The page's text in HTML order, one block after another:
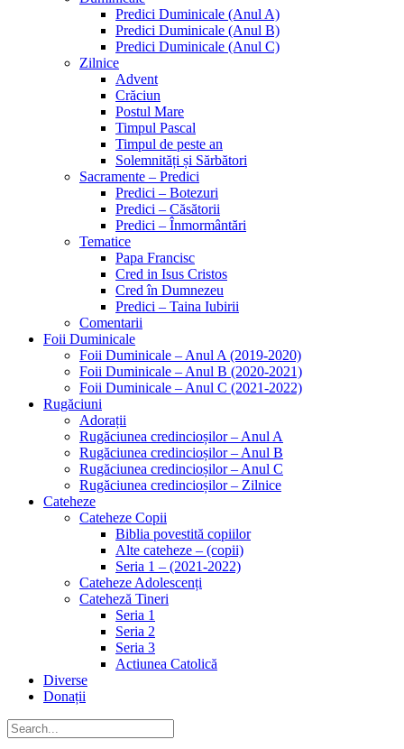
Predici Duminicale (Anul A)
Predici Duminicale (Anul B)
Predici Duminicale (Anul C)
Zilnice
Advent
Crăciun
Postul Mare
Timpul Pascal
Timpul de peste an
Solemnități și Sărbători
Sacramente – Predici
Predici – Botezuri
Predici – Căsătorii
Predici – Înmormântări
Tematice
Papa Francisc
Cred in Isus Cristos
Cred în Dumnezeu
Predici – Taina Iubirii
Comentarii
Foii Duminicale
Foii Duminicale – Anul A (2019-2020)
Foii Duminicale – Anul B (2020-2021)
Foii Duminicale – Anul C (2021-2022)
Rugăciuni
Adorații
Rugăciunea credincioșilor – Anul A
Rugăciunea credincioșilor – Anul B
Rugăciunea credincioșilor – Anul C
Rugăciunea credincioșilor – Zilnice
Cateheze
Cateheze Copii
Biblia povestită copiilor
Alte cateheze – (copii)
Seria 1 – (2021-2022)
Cateheze Adolescenți
Cateheză Tineri
Seria 1
Seria 2
Seria 3
Actiunea Catolică
Diverse
Donații